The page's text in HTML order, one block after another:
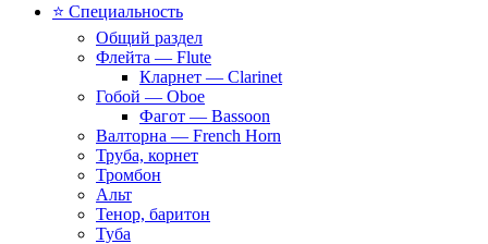
⭐ Специальность
Общий раздел
Флейта — Flute
Кларнет — Clarinet
Гобой — Oboe
Фагот — Bassoon
Валторна — French Horn
Труба, корнет
Тромбон
Альт
Тенор, баритон
Туба